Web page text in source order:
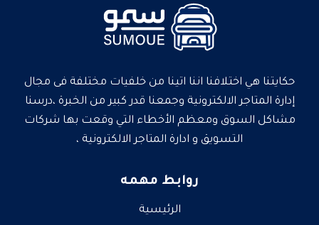
حكايتنا هي اختلافنا اننا اتينا من خلفيات مختلفة فى مجال
إدارة المتاجر الالكترونية وجمعنا قدر كبير من الخبرة ،درسنا
مشاكل السوق ومعظم الأخطاء التي وقعت بها شركات
التسويق و ادارة المتاجر الالكترونية ،
روابط مهمه
الرئيسية